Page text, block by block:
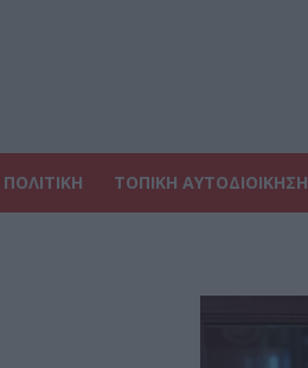
ΠΟΛΙΤΙΚΗ ΤΟΠΙΚΗ ΑΥΤΟΔΙΟΙΚΗΣΗ